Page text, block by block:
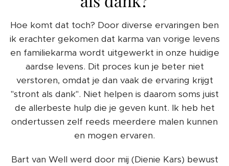
Hoe komt dat toch? Door diverse ervaringen ben
ik erachter gekomen dat karma van vorige levens
en familiekarma wordt uitgewerkt in onze huidige
aardse levens. Dit proces kun je beter niet
verstoren, omdat je dan vaak de ervaring krijgt
"stront als dank". Niet helpen is daarom soms juist
de allerbeste hulp die je geven kunt. Ik heb het
ondertussen zelf reeds meerdere malen kunnen
en mogen ervaren.
Bart van Well werd door mij (Dienie Kars) bewust